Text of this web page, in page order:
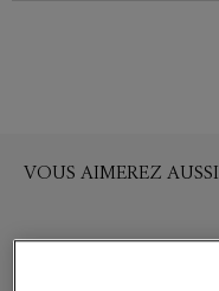
VOUS AIMEREZ AUSSI